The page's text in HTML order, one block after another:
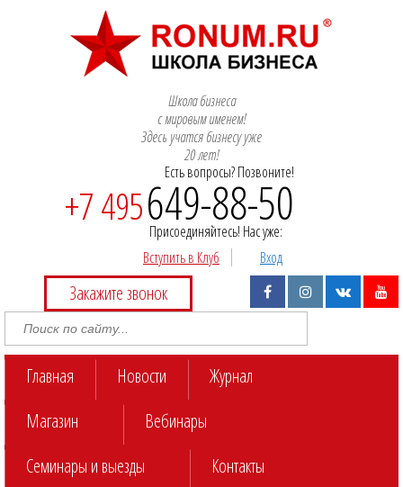
Школа бизнеса
с мировым именем!
Здесь учатся бизнесу уже
20 лет!
Есть вопросы? Позвоните!
+7 495649-88-50
Присоединяйтесь! Нас уже:
Вступить в Клуб
Вход
Закажите звонок
Главная Новости
Журнал
Магазин
Вебинары
Семинары и выезды
Контакты